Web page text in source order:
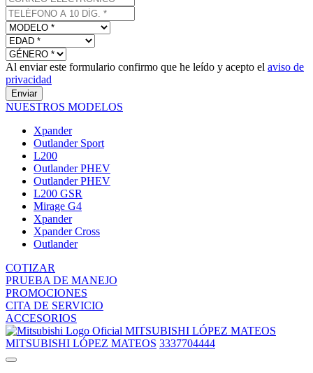
Al enviar este formulario confirmo que he leído y acepto el aviso de
privacidad
Enviar
NUESTROS MODELOS
Xpander
Outlander Sport
L200
Outlander PHEV
Outlander PHEV
L200 GSR
Mirage G4
Xpander
Xpander Cross
Outlander
COTIZAR
PRUEBA DE MANEJO
PROMOCIONES
CITA DE SERVICIO
ACCESORIOS
MITSUBISHI LÓPEZ MATEOS
MITSUBISHI LÓPEZ MATEOS 3337704444